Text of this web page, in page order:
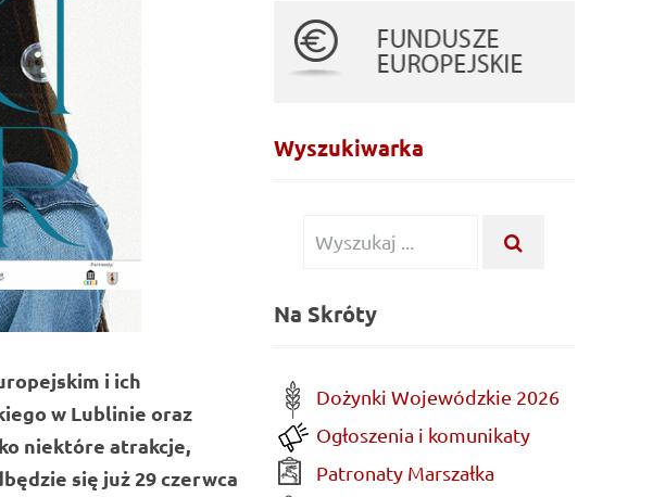
i ich
w Lublinie oraz
niektóre atrakcje,
się już 29 czerwca
Wyszukiwarka
Wyszukiwanie
Na Skróty
Dożynki Wojewódzkie 2026
Ogłoszenia i komunikaty
Patronaty Marszałka